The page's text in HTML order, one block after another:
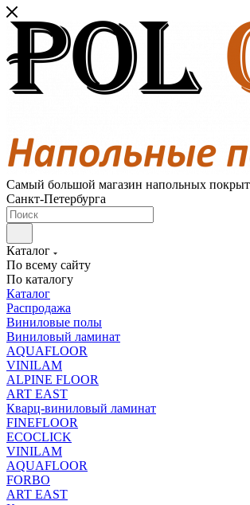
Самый большой магазин напольных
Санкт-Петербурга
Каталог
По всему сайту
По каталогу
Каталог
Распродажа
Виниловые полы
Виниловый ламинат
AQUAFLOOR
VINILAM
ALPINE FLOOR
ART EAST
Кварц-виниловый ламинат
FINEFLOOR
ECOCLICK
VINILAM
AQUAFLOOR
FORBO
ART EAST